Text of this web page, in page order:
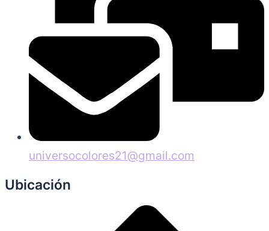
universocolores21@gmail.com
Ubicación